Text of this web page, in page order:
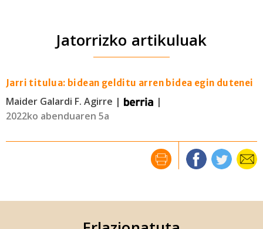
Jatorrizko artikuluak
Jarri titulua: bidean gelditu arren bidea egin dutenei
Maider Galardi F. Agirre |
|
2022ko abenduaren 5a